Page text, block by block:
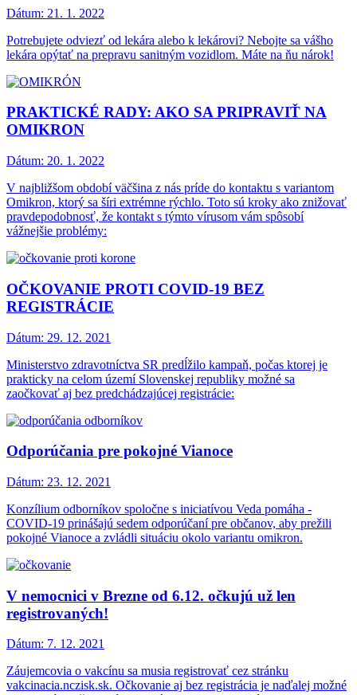
Dátum: 21. 1. 2022
Potrebujete odviezť od lekára alebo k lekárovi? Nebojte sa vášho
lekára opýtať na prepravu sanitným vozidlom. Máte na ňu nárok!
PRAKTICKÉ RADY: AKO SA PRIPRAVIŤ NA
OMIKRON
Dátum: 20. 1. 2022
V najbližšom období väčšina z nás príde do kontaktu s variantom
Omikron, ktorý sa šíri extrémne rýchlo. Toto sú kroky ako znižovať
pravdepodobnosť, že kontakt s týmto vírusom vám spôsobí
vážnejšie problémy:
OČKOVANIE PROTI COVID-19 BEZ
REGISTRÁCIE
Dátum: 29. 12. 2021
Ministerstvo zdravotníctva SR predĺžilo kampaň, počas ktorej je
prakticky na celom území Slovenskej republiky možné sa
zaočkovať aj bez predchádzajúcej registrácie:
Odporúčania pre pokojné Vianoce
Dátum: 23. 12. 2021
Konzílium odborníkov spoločne s iniciatívou Veda pomáha -
COVID-19 prinášajú sedem odporúčaní pre občanov, aby prežili
pokojné Vianoce a zvládli situáciu okolo variantu omikron.
V nemocnici v Brezne od 6.12. očkujú už len
registrovaných!
Dátum: 7. 12. 2021
Záujemcovia o vakcínu sa musia registrovať cez stránku
vakcinacia.nczisk.sk. Očkovanie aj bez registrácia je naďalej možné